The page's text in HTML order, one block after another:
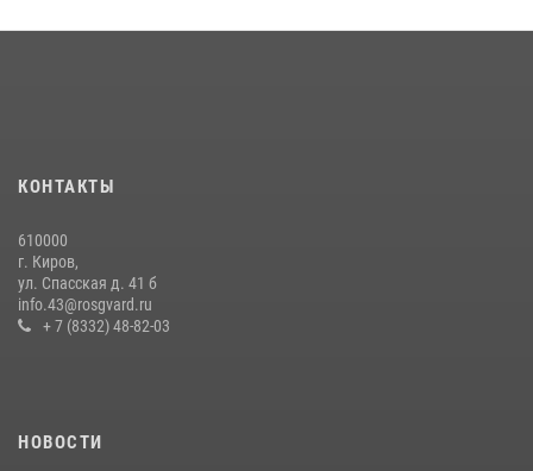
В Слободском росгвардейцы задержали подозреваемых в
Кировские росгвардейцы задержали неоднократно судимую
гражданку, подозреваемую в краже
21 июля 2026, 08:20
КОНТАКТЫ
610000
г. Киров,
ул. Спасская д. 41 б
info.43@rosgvard.ru
+ 7 (8332) 48-82-03
НОВОСТИ